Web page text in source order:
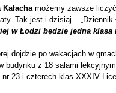
Kałachamożemy zawsze
Tak jest i dzisiaj – „Dziennik
w Łodzi będzie jedna klasa
dojdzie po wakacjach w
budynku z 18 salami
23 i czterech klas XXXIV